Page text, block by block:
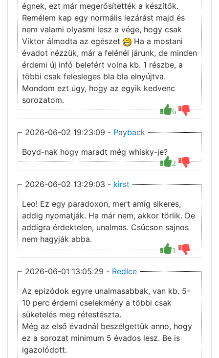
6
égnek, ezt már megerősítették a készítők.
Remélem kap egy normális lezárást majd és
nem valami olyasmi lesz a vége, hogy csak
Viktor álmodta az egészet
Ha a mostani
évadot nézzük, már a felénél járunk, de minden
érdemi új infó belefért volna kb. 1 részbe, a
többi csak felesleges bla bla elnyújtva.
Mondom ezt úgy, hogy az egyik kedvenc
sorozatom.
2026-06-02 19:23:09 - Payback
2
Boyd-nak hogy maradt még whisky-je?
2026-06-02 13:29:03 - kirst
1
Leo! Ez egy paradoxon, mert amíg sikeres,
addig nyomatják. Ha már nem, akkor törlik. De
addigra érdektelen, unalmas. Csúcson sajnos
nem hagyják abba.
2026-06-01 13:05:29 - RedIce
Az epizódok egyre unalmasabbak, van kb. 5-
10 perc érdemi cselekmény a többi csak
süketelés meg rétestészta.
Még az első évadnál beszélgettük anno, hogy
ez a sorozat minimum 5 évados lesz. Be is
igazolódott.